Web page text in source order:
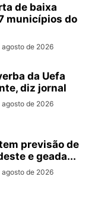
de baixa
municípios do
agosto de 2026
da Uefa
diz jornal
agosto de 2026
previsão de
e geada...
agosto de 2026